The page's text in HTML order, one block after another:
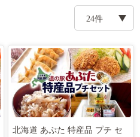
北海道 あぷた 特産品 プチ セ